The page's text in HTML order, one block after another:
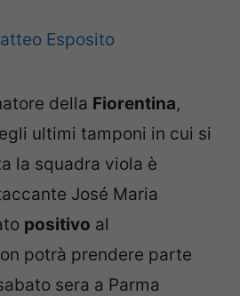
Esposito
della Fiorentina,
ultimi tamponi in cui si
la squadra viola è
José Maria
positivo al
potrà prendere parte
sera a Parma